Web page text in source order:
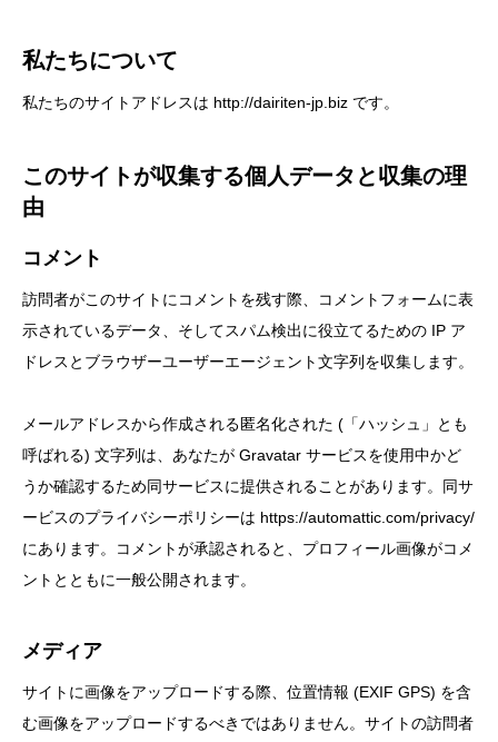
私たちについて
私たちのサイトアドレスは http://dairiten-jp.biz です。
このサイトが収集する個人データと収集の理
由
コメント
訪問者がこのサイトにコメントを残す際、コメントフォームに表
示されているデータ、そしてスパム検出に役立てるための IP ア
ドレスとブラウザーユーザーエージェント文字列を収集します。
メールアドレスから作成される匿名化された (「ハッシュ」とも
呼ばれる) 文字列は、あなたが Gravatar サービスを使用中かど
うか確認するため同サービスに提供されることがあります。同サ
ービスのプライバシーポリシーは https://automattic.com/privacy/
にあります。コメントが承認されると、プロフィール画像がコメ
ントとともに一般公開されます。
メディア
サイトに画像をアップロードする際、位置情報 (EXIF GPS) を含
む画像をアップロードするべきではありません。サイトの訪問者